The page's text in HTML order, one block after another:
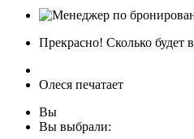
Прекрасно! Сколько будет
Олеся печатает
Вы
Вы выбрали: